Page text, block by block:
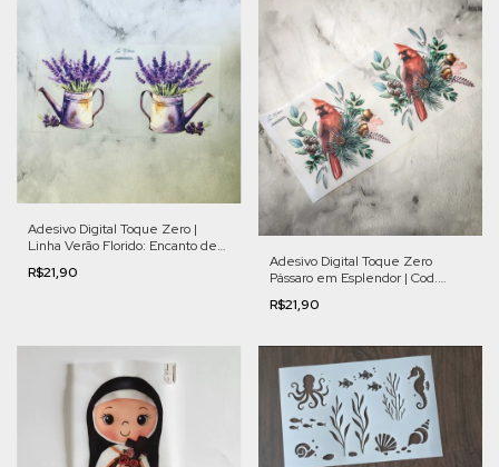
Adesivo Digital Toque Zero |
Linha Verão Florido: Encanto de
R$21,90
Adesivo Digital Toque Zero
Pássaro em Esplendor | Cod.
R$21,90